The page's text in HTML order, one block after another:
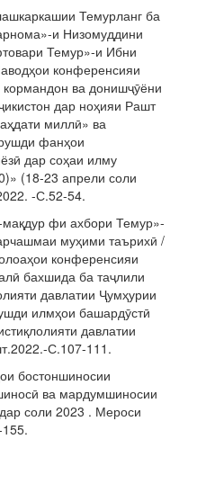
Темурланг ба
и Низомуддини
Темур»-и Ибни
конференсияи
ва донишҷӯёни
дар ноҳияи Рашт
миллӣ» ва
фанҳои
дар соҳаи илму
(18-23 апрели соли
-С.52-54.
фи ахбори Темур»-
муҳими таърихӣ /
конференсияи
бахшида ба таҷлили
давлатии Ҷумҳурии
илмҳои башардӯстӣ
давлатии
С.107-111.
бостоншиносии
ва мардумшиносии
соли 2023 . Мероси